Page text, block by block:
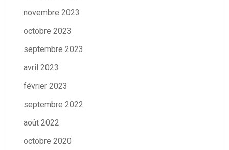
novembre 2023
octobre 2023
septembre 2023
avril 2023
février 2023
septembre 2022
août 2022
octobre 2020